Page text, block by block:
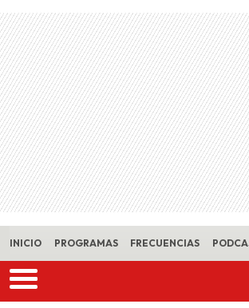
Skip to main content
INICIO PROGRAMAS FRECUENCIAS